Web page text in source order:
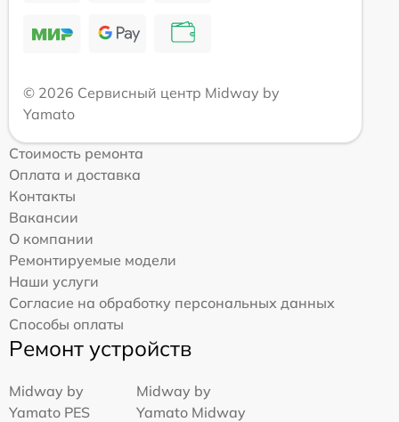
© 2026 Сервисный центр Midway by
Yamato
Стоимость ремонта
Оплата и доставка
Контакты
Вакансии
О компании
Ремонтируемые модели
Наши услуги
Согласие на обработку персональных данных
Способы оплаты
Ремонт устройств
Midway by
Yamato PES
Midway by
Yamato Midway